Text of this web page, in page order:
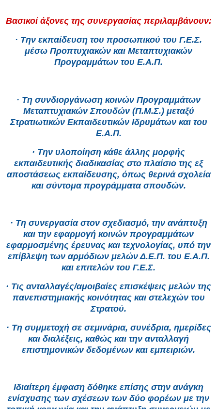
Βασικοί άξονες της συνεργασίας περιλαμβάνουν:
· Την εκπαίδευση του προσωπικού του Γ.Ε.Σ.
μέσω Προπτυχιακών και Μεταπτυχιακών
Προγραμμάτων του Ε.Α.Π.
· Τη συνδιοργάνωση κοινών Προγραμμάτων
Μεταπτυχιακών Σπουδών (Π.Μ.Σ.) μεταξύ
Στρατιωτικών Εκπαιδευτικών Ιδρυμάτων και του
Ε.Α.Π.
· Την υλοποίηση κάθε άλλης μορφής
εκπαιδευτικής διαδικασίας στο πλαίσιο της εξ
αποστάσεως εκπαίδευσης, όπως θερινά σχολεία
και σύντομα προγράμματα σπουδών.
· Τη συνεργασία στον σχεδιασμό, την ανάπτυξη
και την εφαρμογή κοινών προγραμμάτων
εφαρμοσμένης έρευνας και τεχνολογίας, υπό την
επίβλεψη των αρμόδιων μελών Δ.Ε.Π. του Ε.Α.Π.
και επιτελών του Γ.Ε.Σ.
· Τις ανταλλαγές/αμοιβαίες επισκέψεις μελών της
πανεπιστημιακής κοινότητας και στελεχών του
Στρατού.
· Τη συμμετοχή σε σεμινάρια, συνέδρια, ημερίδες
και διαλέξεις, καθώς και την ανταλλαγή
επιστημονικών δεδομένων και εμπειριών.
Ιδιαίτερη έμφαση δόθηκε επίσης στην ανάγκη
ενίσχυσης των σχέσεων των δύο φορέων με την